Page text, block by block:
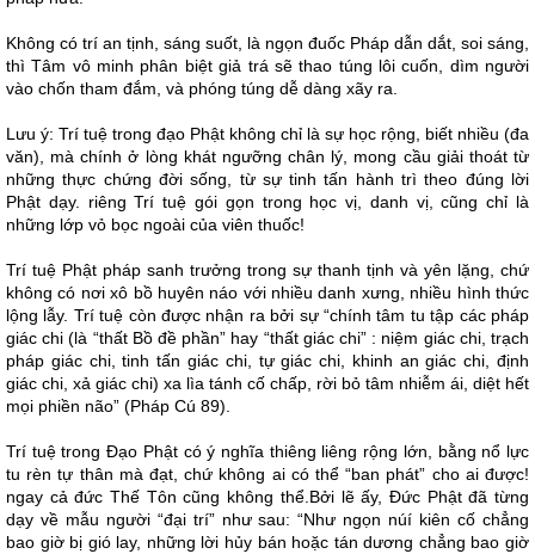
Không có trí an tịnh, sáng suốt, là ngọn đuốc Pháp dẫn dắt, soi sáng,
thì Tâm vô minh phân biệt giả trá sẽ thao túng lôi cuốn, dìm người
vào chốn tham đắm, và phóng túng dễ dàng xãy ra.
Lưu ý: Trí tuệ trong đạo Phật không chỉ là sự học rộng, biết nhiều (đa
văn), mà chính ở lòng khát ngưỡng chân lý, mong cầu giải thoát từ
những thực chứng đời sống, từ sự tinh tấn hành trì theo đúng lời
Phật dạy. riêng Trí tuệ gói gọn trong học vị, danh vị, cũng chỉ là
những lớp vỏ bọc ngoài của viên thuốc!
Trí tuệ Phật pháp sanh trưởng trong sự thanh tịnh và yên lặng, chứ
không có nơi xô bồ huyên náo với nhiều danh xưng, nhiều hình thức
lộng lẫy. Trí tuệ còn được nhận ra bởi sự “chính tâm tu tập các pháp
giác chi (là “thất Bồ đề phần” hay “thất giác chi” : niệm giác chi, trạch
pháp giác chi, tinh tấn giác chi, tự giác chi, khinh an giác chi, định
giác chi, xả giác chi) xa lìa tánh cố chấp, rời bỏ tâm nhiễm ái, diệt hết
mọi phiền não” (Pháp Cú 89).
Trí tuệ trong Đạo Phật có ý nghĩa thiêng liêng rộng lớn, bằng nổ lực
tu rèn tự thân mà đạt, chứ không ai có thể “ban phát” cho ai được!
ngay cả đức Thế Tôn cũng không thể.Bởi lẽ ấy, Đức Phật đã từng
dạy về mẫu người “đại trí” như sau: “Như ngọn núí kiên cố chẳng
bao giờ bị gió lay, những lời hủy bán hoặc tán dương chẳng bao giờ